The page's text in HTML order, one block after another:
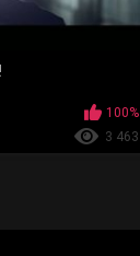
100%
3 463